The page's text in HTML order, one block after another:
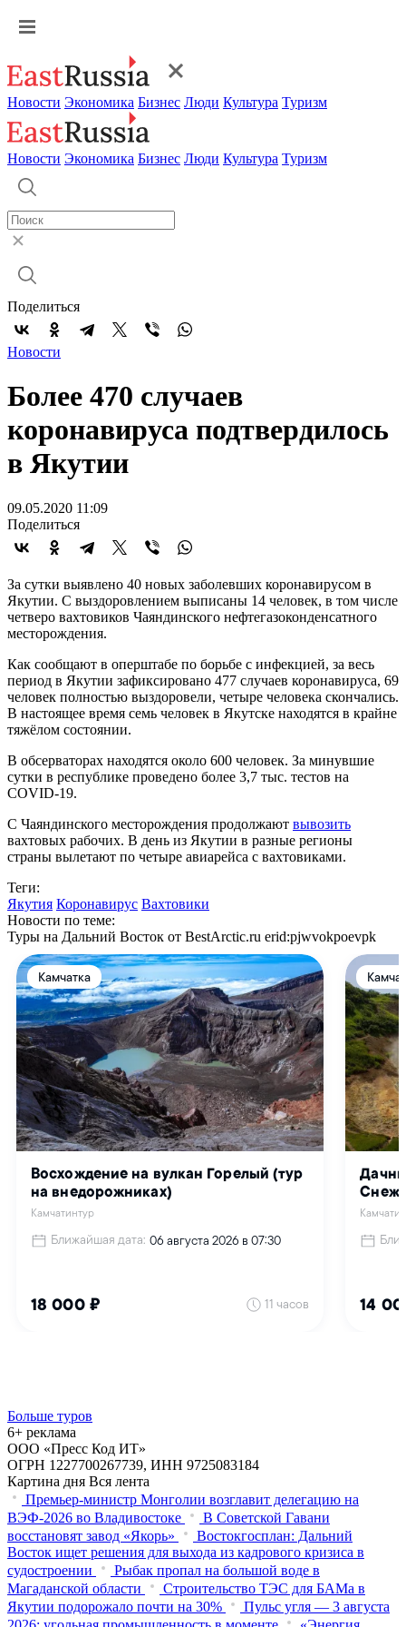
Новости Экономика Бизнес Люди Культура Туризм
Новости Экономика Бизнес Люди Культура Туризм
Поделиться
Новости
Более 470 случаев
коронавируса подтвердилось
в Якутии
09.05.2020 11:09
Поделиться
За сутки выявлено 40 новых заболевших коронавирусом в
Якутии. С выздоровлением выписаны 14 человек, в том числе
четверо вахтовиков Чаяндинского нефтегазоконденсатного
месторождения.
Как сообщают в оперштабе по борьбе с инфекцией, за весь
период в Якутии зафиксировано 477 случаев коронавируса, 69
человек полностью выздоровели, четыре человека скончались.
В настоящее время семь человек в Якутске находятся в крайне
тяжёлом состоянии.
В обсерваторах находятся около 600 человек. За минувшие
сутки в республике проведено более 3,7 тыс. тестов на
COVID-19.
С Чаяндинского месторождения продолжают вывозить
вахтовых рабочих. В день из Якутии в разные регионы
страны вылетают по четыре авиарейса с вахтовиками.
Теги:
Якутия Коронавирус Вахтовики
Новости по теме:
Туры на Дальний Восток от BestArctic.ru erid:pjwvokpoevpk
Больше туров
6+ реклама
ООО «Пресс Код ИТ»
ОГРН 1227700267739, ИНН 9725083184
Картина дня Вся лента
Премьер-министр Монголии возглавит делегацию на
ВЭФ‑2026 во Владивостоке
В Советской Гавани
восстановят завод «Якорь»
Востокгосплан: Дальний
Восток ищет решения для выхода из кадрового кризиса в
судостроении
Рыбак пропал на большой воде в
Магаданской области
Строительство ТЭС для БАМа в
Якутии подорожало почти на 30%
Пульс угля — 3 августа